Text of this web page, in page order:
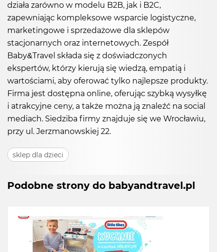
działa zarówno w modelu B2B, jak i B2C,
zapewniając kompleksowe wsparcie logistyczne,
marketingowe i sprzedażowe dla sklepów
stacjonarnych oraz internetowych. Zespół
Baby&Travel składa się z doświadczonych
ekspertów, którzy kierują się wiedzą, empatią i
wartościami, aby oferować tylko najlepsze produkty.
Firma jest dostępna online, oferując szybką wysyłkę
i atrakcyjne ceny, a także można ją znaleźć na social
mediach. Siedziba firmy znajduje się we Wrocławiu,
przy ul. Jerzmanowskiej 22.
sklep dla dzieci
Podobne strony do babyandtravel.pl